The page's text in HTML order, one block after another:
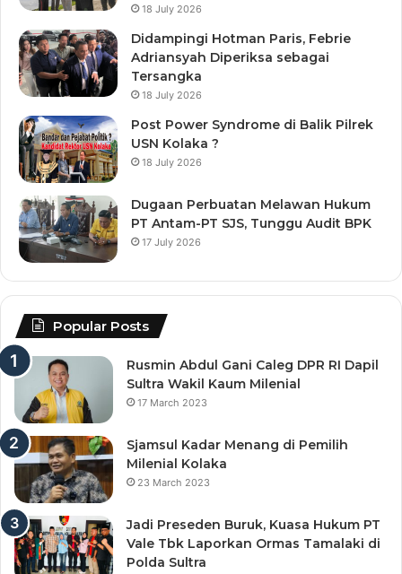
18 July 2026
Didampingi Hotman Paris, Febrie
Adriansyah Diperiksa sebagai
Tersangka
18 July 2026
Post Power Syndrome di Balik Pilrek
USN Kolaka ?
18 July 2026
Dugaan Perbuatan Melawan Hukum
PT Antam-PT SJS, Tunggu Audit BPK
17 July 2026
Popular Posts
Rusmin Abdul Gani Caleg DPR RI Dapil
Sultra Wakil Kaum Milenial
17 March 2023
Sjamsul Kadar Menang di Pemilih
Milenial Kolaka
23 March 2023
Jadi Preseden Buruk, Kuasa Hukum PT
Vale Tbk Laporkan Ormas Tamalaki di
Polda Sultra